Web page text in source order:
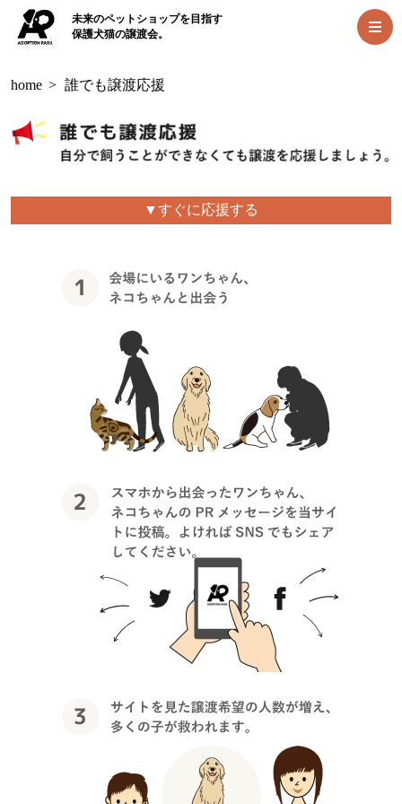
未来のペットショップを目指す
保護犬猫の譲渡会。
home > 誰でも譲渡応援
▼すぐに応援する